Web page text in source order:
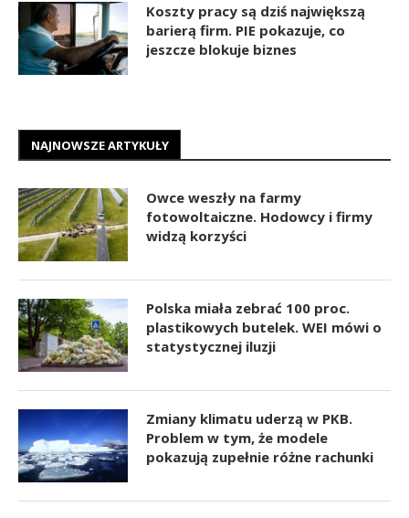
Koszty pracy są dziś największą
barierą firm. PIE pokazuje, co
jeszcze blokuje biznes
NAJNOWSZE ARTYKUŁY
Owce weszły na farmy
fotowoltaiczne. Hodowcy i firmy
widzą korzyści
Polska miała zebrać 100 proc.
plastikowych butelek. WEI mówi o
statystycznej iluzji
Zmiany klimatu uderzą w PKB.
Problem w tym, że modele
pokazują zupełnie różne rachunki